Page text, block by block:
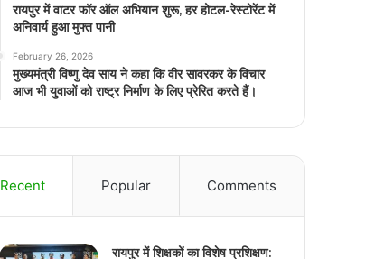
रायपुर में वाटर फॉर ऑल अभियान शुरू, हर होटल-रेस्टोरेंट में
अनिवार्य हुआ मुफ्त पानी
February 26, 2026
मुख्यमंत्री विष्णु देव साय ने कहा कि वीर सावरकर के विचार
आज भी युवाओं को राष्ट्र निर्माण के लिए प्रेरित करते हैं।
Recent Popular Comments
रायपुर में शिक्षकों का विशेष प्रशिक्षण: